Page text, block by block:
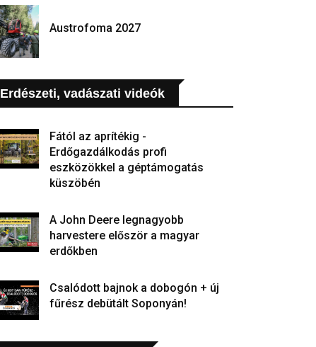
Austrofoma 2027
Erdészeti, vadászati videók
Fától az aprítékig -
Erdőgazdálkodás profi
eszközökkel a géptámogatás
küszöbén
A John Deere legnagyobb
harvestere először a magyar
erdőkben
Csalódott bajnok a dobogón + új
fűrész debütált Soponyán!